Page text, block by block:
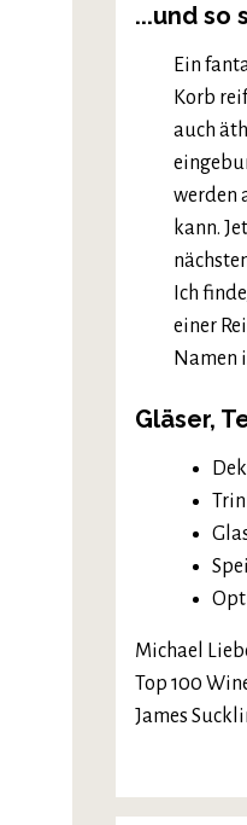
...und so
Ein
Korb
auch
werden
kann.
Ich
einer
Namen
Gläser,
Michael
Top 100
James